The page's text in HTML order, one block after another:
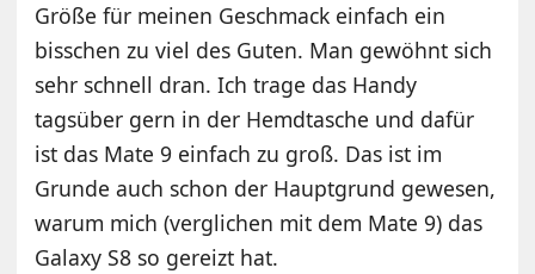
Größe für meinen Geschmack einfach ein
bisschen zu viel des Guten. Man gewöhnt sich
sehr schnell dran. Ich trage das Handy
tagsüber gern in der Hemdtasche und dafür
ist das Mate 9 einfach zu groß. Das ist im
Grunde auch schon der Hauptgrund gewesen,
warum mich (verglichen mit dem Mate 9) das
Galaxy S8 so gereizt hat.